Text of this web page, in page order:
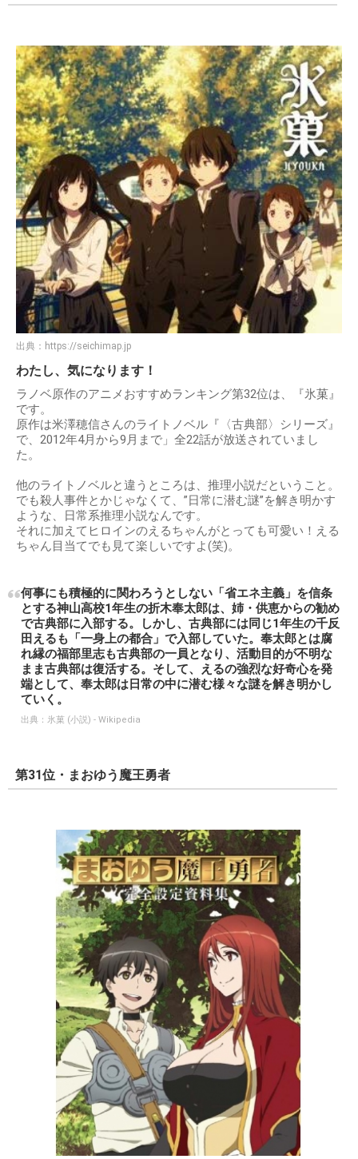
出典： https://seichimap.jp
わたし、気になります！
ラノベ原作のアニメおすすめランキング第32位は、『氷菓』
です。
原作は米澤穂信さんのライトノベル『〈古典部〉シリーズ』
で、2012年4月から9月まで」全22話が放送されていまし
た。
他のライトノベルと違うところは、推理小説だということ。
でも殺人事件とかじゃなくて、”日常に潜む謎”を解き明かす
ような、日常系推理小説なんです。
それに加えてヒロインのえるちゃんがとっても可愛い！える
ちゃん目当てでも見て楽しいですよ(笑)。
何事にも積極的に関わろうとしない「省エネ主義」を信条
とする神山高校1年生の折木奉太郎は、姉・供恵からの勧め
で古典部に入部する。しかし、古典部には同じ1年生の千反
田えるも「一身上の都合」で入部していた。奉太郎とは腐
れ縁の福部里志も古典部の一員となり、活動目的が不明な
まま古典部は復活する。そして、えるの強烈な好奇心を発
端として、奉太郎は日常の中に潜む様々な謎を解き明かし
ていく。
出典： 氷菓 (小説) - Wikipedia
第31位・まおゆう魔王勇者